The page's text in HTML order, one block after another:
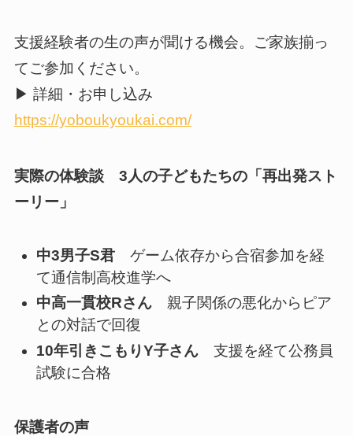
支援経験者の生の声が聞ける機会。ご家族揃っ
てご参加ください。
▶ 詳細・お申し込み
https://yoboukyoukai.com/
実際の体験談 3人の子どもたちの「再出発スト
ーリー」
中3男子S君 ゲーム依存から合宿参加を経
て通信制高校進学へ
中高一貫校Rさん 親子関係の悪化からピア
との対話で回復
10年引きこもりY子さん 支援を経て公務員
試験に合格
保護者の声